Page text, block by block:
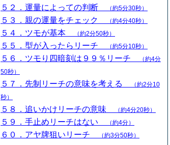
５２．運量によっての判断 （約5分30秒）
５３．親の運量をチェック （約4分40秒）
５４．ツモが基本 （約2分50秒）
５５．型が入ったらリーチ （約5分10秒）
５６．ツモり四暗刻は９９％リーチ
（約4分
50秒）
５７．先制リーチの意味を考える
（約2分10
秒）
５８．追いかけリーチの意味 （約4分20秒）
５９．手止めリーチはない （約4分）
６０．アヤ牌狙いリーチ （約3分50秒）